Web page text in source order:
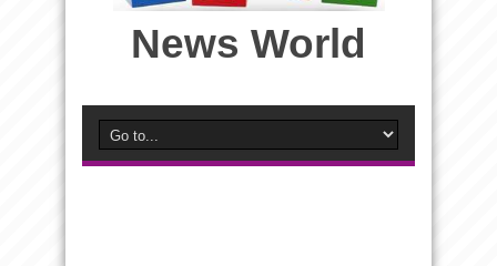
News World